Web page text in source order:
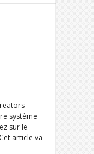
système
sur le
article va